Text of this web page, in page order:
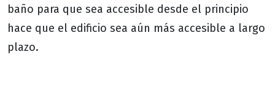
baño para que sea accesible desde el principio
hace que el edificio sea aún más accesible a largo
plazo.